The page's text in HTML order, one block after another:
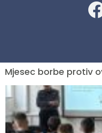
Mjesec borbe protiv